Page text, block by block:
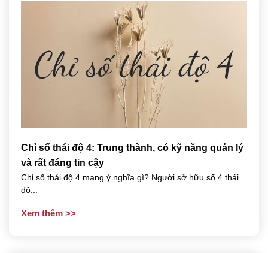
Chỉ số thái độ 4: Trung thành, có kỹ năng quản lý
và rất đáng tin cậy
Chỉ số thái độ 4 mang ý nghĩa gì? Người sở hữu số 4 thái
độ...
Xem thêm